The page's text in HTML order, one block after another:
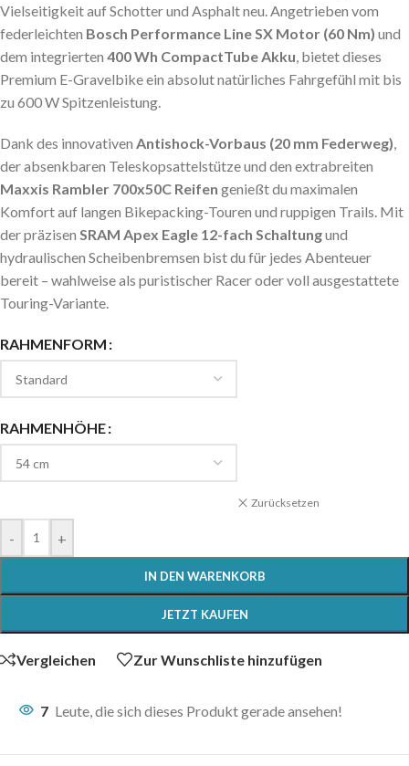
Vielseitigkeit auf Schotter und Asphalt neu. Angetrieben vom
federleichten Bosch Performance Line SX Motor (60 Nm) und
dem integrierten 400 Wh CompactTube Akku, bietet dieses
Premium E-Gravelbike ein absolut natürliches Fahrgefühl mit bis
zu 600 W Spitzenleistung.
Dank des innovativen Antishock-Vorbaus (20 mm Federweg),
der absenkbaren Teleskopsattelstütze und den extrabreiten
Maxxis Rambler 700x50C Reifen genießt du maximalen
Komfort auf langen Bikepacking-Touren und ruppigen Trails. Mit
der präzisen SRAM Apex Eagle 12-fach Schaltungund
hydraulischen Scheibenbremsen bist du für jedes Abenteuer
bereit – wahlweise als puristischer Racer oder voll ausgestattete
Touring-Variante.
RAHMENFORM
RAHMENHÖHE
Zurücksetzen
- +
IN DEN WARENKORB
JETZT KAUFEN
Vergleichen Zur Wunschliste hinzufügen
7 Leute, die sich dieses Produkt gerade ansehen!